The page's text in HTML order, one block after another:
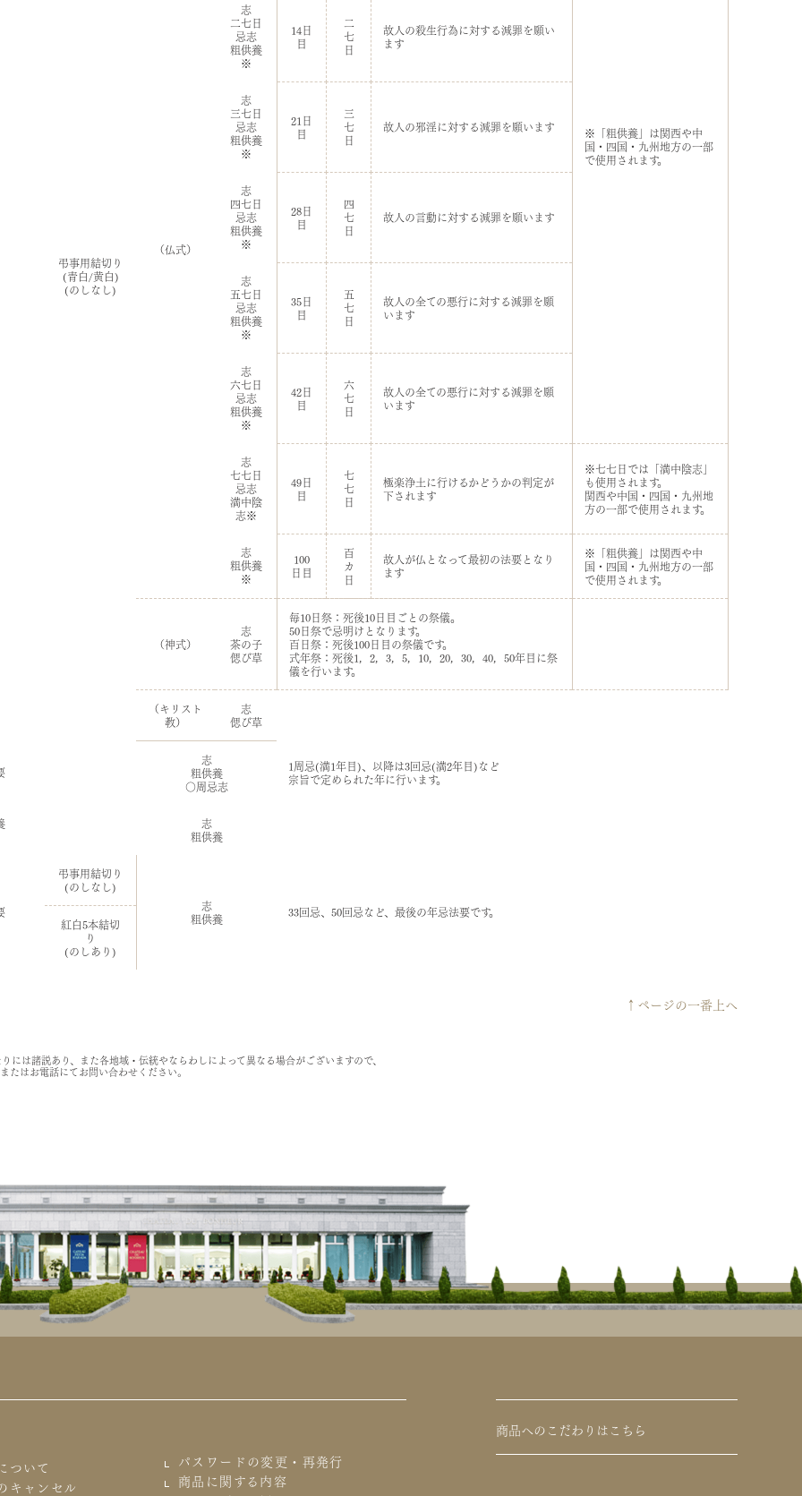
弔事用結切り
(青白/黄白)
(のしなし)
※「粗供養」は関西や中
国・四国・九州地方の一部
で使用されます。
（仏式）
志
二七日
忌志
粗供養
※
14日
目
二
七
日
故人の殺生行為に対する減罪を願い
ます
志
三七日
忌志
粗供養
※
21日
目
三
七
日
故人の邪淫に対する減罪を願います
志
四七日
忌志
粗供養
※
28日
目
四
七
日
故人の言動に対する減罪を願います
志
五七日
忌志
粗供養
※
35日
目
五
七
日
故人の全ての悪行に対する減罪を願
います
志
六七日
忌志
粗供養
※
42日
目
六
七
日
故人の全ての悪行に対する減罪を願
います
志
七七日
忌志
満中陰
志※
49日
目
七
七
日
極楽浄土に行けるかどうかの判定が
下されます
※七七日では「満中陰志」
も使用されます。
関西や中国・四国・九州地
方の一部で使用されます。
志
粗供養
※
100
日目
百
カ
日
故人が仏となって最初の法要となり
ます
※「粗供養」は関西や中
国・四国・九州地方の一部
で使用されます。
（神式）
志
茶の子
偲び草
毎10日祭：死後10日目ごとの祭儀。
50日祭で忌明けとなります。
百日祭：死後100日目の祭儀です。
式年祭：死後1，2，3，5，10，20，30，40，50年目に祭
儀を行います。
（キリスト
教）
志
偲び草
志
粗供養
○周忌志
1周忌(満1年目)、以降は3回忌(満2年目)など
宗旨で定められた年に行います。
志
粗供養
弔事用結切り
(のしなし)
志
粗供養
33回忌、50回忌など、最後の年忌法要です。
紅白5本結切
り
(のしあり)
↑ページの一番上へ
には諸説あり、また各地域・伝統やならわしによって異なる場合がございますので、
たはお電話にてお問い合わせください。
ついて
キャンセル
パスワードの変更・再発行
商品に関する内容
商品へのこだわりはこちら